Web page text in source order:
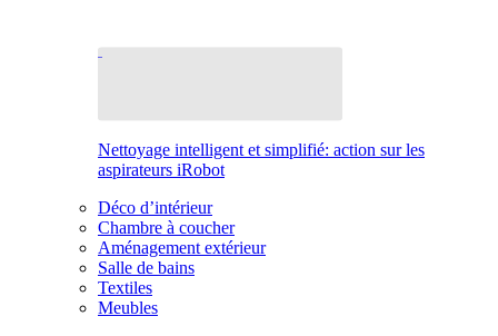
Nettoyage intelligent et simplifié: action sur les
aspirateurs iRobot
Déco d’intérieur
Chambre à coucher
Aménagement extérieur
Salle de bains
Textiles
Meubles